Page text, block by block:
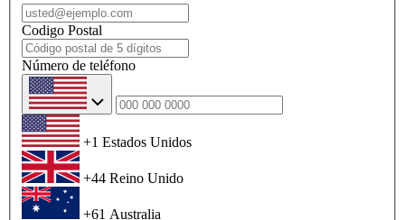
Codigo Postal
Número de teléfono
+1 Estados Unidos
+44 Reino Unido
+61 Australia